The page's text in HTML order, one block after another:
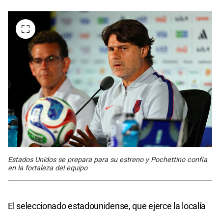
Estados Unidos se prepara para su estreno y Pochettino confía
en la fortaleza del equipo
El seleccionado estadounidense, que ejerce la localía